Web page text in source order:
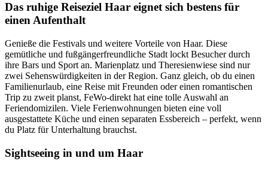
Das ruhige Reiseziel Haar eignet sich bestens für
einen Aufenthalt
Genieße die Festivals und weitere Vorteile von Haar. Diese
gemütliche und fußgängerfreundliche Stadt lockt Besucher durch
ihre Bars und Sport an. Marienplatz und Theresienwiese sind nur
zwei Sehenswürdigkeiten in der Region. Ganz gleich, ob du einen
Familienurlaub, eine Reise mit Freunden oder einen romantischen
Trip zu zweit planst, FeWo-direkt hat eine tolle Auswahl an
Feriendomizilen. Viele Ferienwohnungen bieten eine voll
ausgestattete Küche und einen separaten Essbereich – perfekt, wenn
du Platz für Unterhaltung brauchst.
Sightseeing in und um Haar